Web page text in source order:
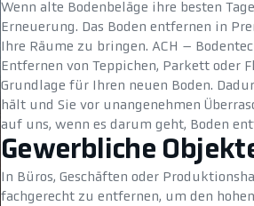
Wenn alte Bodenbeläge ihre besten
Erneuerung. Das Boden entfernen in
Ihre Räume zu bringen. ACH –
Entfernen von Teppichen, Parkett oder
Grundlage für Ihren neuen Boden.
hält und Sie vor unangenehmen
auf uns, wenn es darum geht, Boden
Gewerbliche
In Büros, Geschäften oder
fachgerecht zu entfernen, um den